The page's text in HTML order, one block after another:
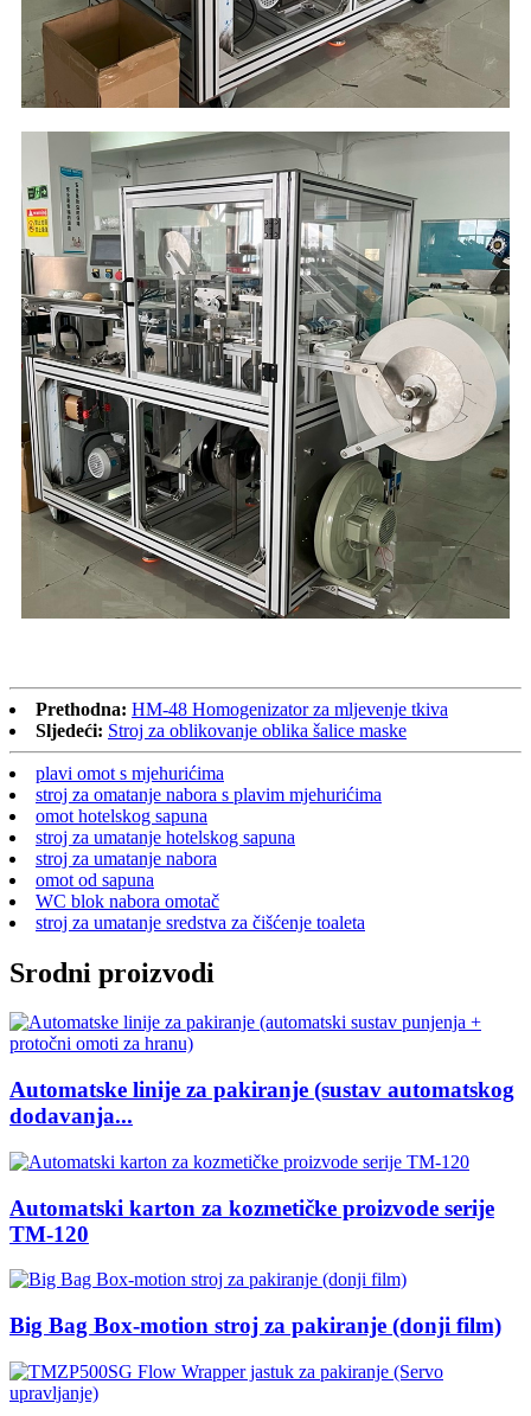
Prethodna: HM-48 Homogenizator za mljevenje tkiva
Sljedeći: Stroj za oblikovanje oblika šalice maske
plavi omot s mjehurićima
stroj za omatanje nabora s plavim mjehurićima
omot hotelskog sapuna
stroj za umatanje hotelskog sapuna
stroj za umatanje nabora
omot od sapuna
WC blok nabora omotač
stroj za umatanje sredstva za čišćenje toaleta
Srodni proizvodi
Automatske linije za pakiranje (sustav automatskog
dodavanja...
Automatski karton za kozmetičke proizvode serije
TM-120
Big Bag Box-motion stroj za pakiranje (donji film)